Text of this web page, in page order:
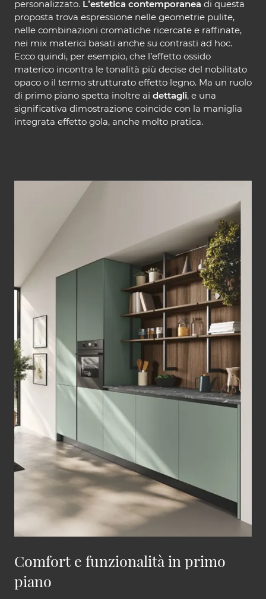
personalizzato. L’estetica contemporanea di questa
proposta trova espressione nelle geometrie pulite,
nelle combinazioni cromatiche ricercate e raffinate,
nei mix materici basati anche su contrasti ad hoc.
Ecco quindi, per esempio, che l’effetto ossido
materico incontra le tonalità più decise del nobilitato
opaco o il termo strutturato effetto legno. Ma un ruolo
di primo piano spetta inoltre ai dettagli, e una
significativa dimostrazione coincide con la maniglia
integrata effetto gola, anche molto pratica.
Comfort e funzionalità in primo
piano